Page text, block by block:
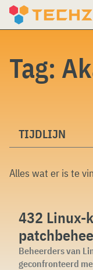
Skip
Tag:
TIJDLIJN
Alles wat er is te
432 Linux-
Beheerders van
geconfronteerd